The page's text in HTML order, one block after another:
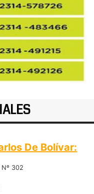
De Bolívar:
302